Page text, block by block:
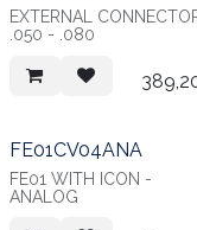
EXTERNAL
.050 - .080
FE01CV04ANA
FE01 WITH ICON -
ANALOG